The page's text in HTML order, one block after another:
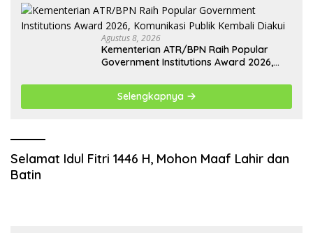
Agustus 8, 2026
Kementerian ATR/BPN Raih Popular
Government Institutions Award 2026,
Selengkapnya
Selamat Idul Fitri 1446 H, Mohon Maaf Lahir dan
Batin